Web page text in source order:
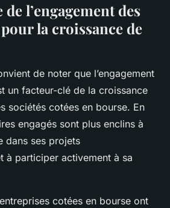
l’engagement des
la croissance de
de noter que l’engagement
un facteur-clé de la croissance
sociétés cotées en bourse. En
engagés sont plus enclins à
dans ses projets
à participer activement à sa
cotées en bourse ont